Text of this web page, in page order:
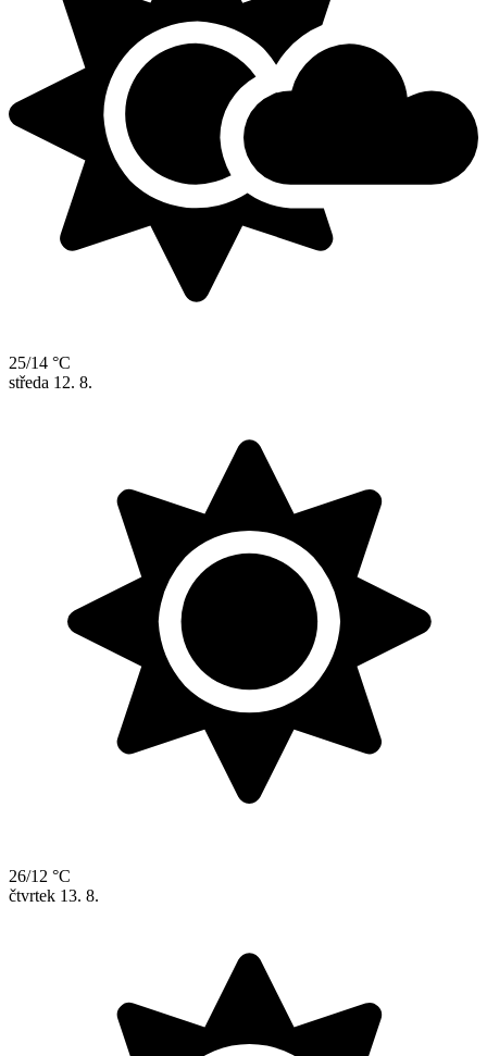
25/14 °C
středa 12. 8.
26/12 °C
čtvrtek 13. 8.